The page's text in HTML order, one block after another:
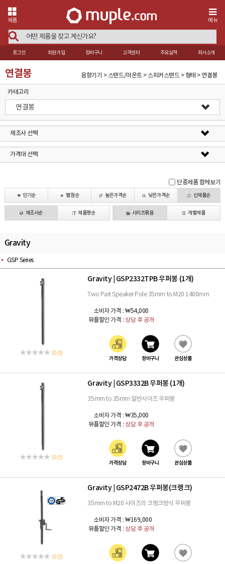
제품 메뉴
로그인 회원가입 장바구니 고객센터 주요실적 회사소개
연결봉 음향기기 > 스탠드/마운트 > 스피커스탠드 > 형태 > 연결봉
카테고리
연결봉
제조사 선택
가격대 선택
단종제품 함께보기
인기순 별점순 높은가격순 낮은가격순 신제품순
제조사순 제품명순 시리즈묶음 개별제품
Gravity
GSP Series
(0 건)
Gravity GSP2332TPB 우퍼봉 (1개)
Two Part Speaker Pole 35mm to M20 1400mm
소비자 가격 : ₩54,000
뮤플할인 가격 : 상담 후 공개
가격상담 장바구니 관심상품
(0 건)
Gravity GSP3332B 우퍼봉 (1개)
35mm to 35mm 일반사이즈 우퍼봉
소비자 가격 : ₩35,000
뮤플할인 가격 : 상담 후 공개
가격상담 장바구니 관심상품
(0 건)
Gravity GSP2472B 우퍼봉(크랭크)
35mm to M20 사이즈의 크랭크방식 우퍼봉
소비자 가격 : ₩169,000
뮤플할인 가격 : 상담 후 공개